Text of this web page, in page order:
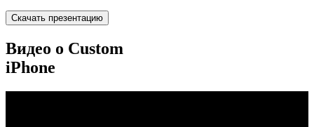
Скачать презентацию
Видео о Custom
iPhone